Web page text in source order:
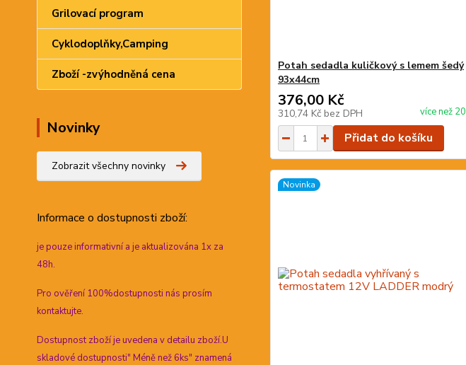
Grilovací program
Cyklodoplňky,Camping
Zboží -zvýhodněná cena
Novinky
Zobrazit všechny novinky
Informace o dostupnosti zboží:
je pouze informativní a je aktualizována 1x za
48h.
Pro ověření 100%dostupnosti nás prosím
kontaktujte.
Dostupnost zboží je uvedena v detailu zboží.U
skladové dostupnosti" Méně než 6ks" znamená
Potah sedadla kuličkový s lemem šedý
93x44cm
376,00 Kč
310,74 Kč bez DPH více než 20
Přidat do košíku
Novinka